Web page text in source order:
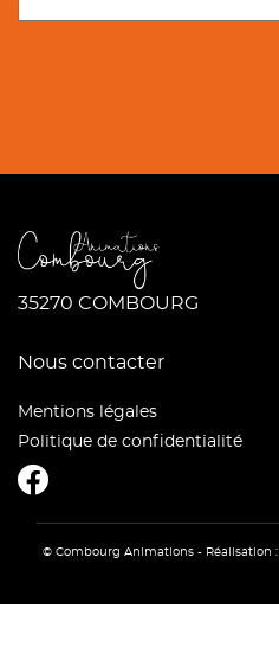
35270 COMBOURG
Nous contacter
Mentions légales
Politique de confidentialité
© Combourg Animations - Réalisation :